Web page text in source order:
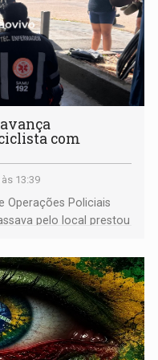
com
13:39
Operações Policiais
pelo local prestou